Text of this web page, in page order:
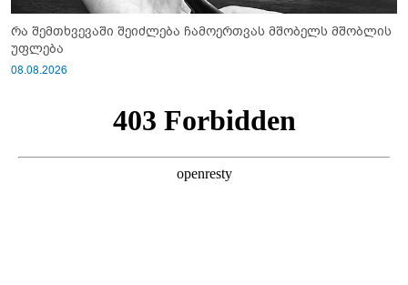
რა შემთხვევაში შეიძლება ჩამოერთვას მშობელს მშობლის
უფლება
08.08.2026